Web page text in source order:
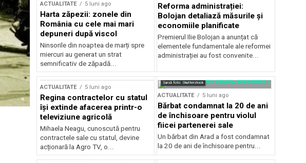
ACTUALITATE 5 luni ago
Harta zăpezii: zonele din
România cu cele mai mari
depuneri după viscol
Ninsorile din noaptea de marți spre
miercuri au generat un strat
semnificativ de zăpadă...
Reforma administrației:
Bolojan detaliază măsurile și
economiile planificate
Premierul Ilie Bolojan a anunțat că
elementele fundamentale ale reformei
administrației au fost convenite...
ACTUALITATE 5 luni ago
Regina contractelor cu statul
își extinde afacerea printr-o
televiziune agricolă
Mihaela Neagu, cunoscută pentru
contractele sale cu statul, devine
acționară la Agro TV, o...
Sursă foto: Shutterstock
ACTUALITATE 5 luni ago
Bărbat condamnat la 20 de ani
de închisoare pentru violul
fiicei partenerei sale
Un bărbat din Arad a fost condamnat
la 20 de ani de închisoare pentru...